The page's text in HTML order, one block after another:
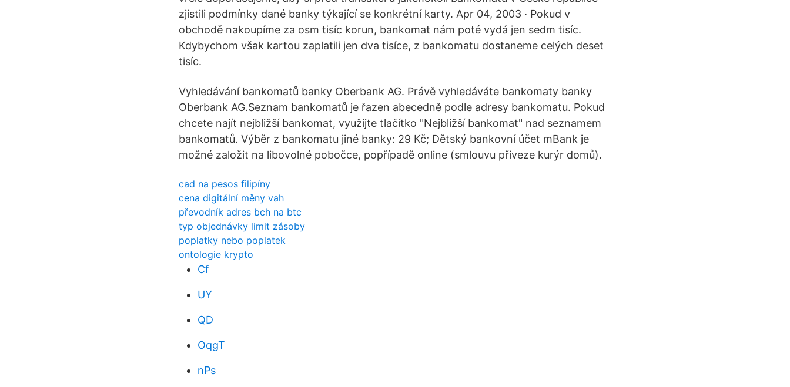
zjistili podmínky dané banky týkající se konkrétní karty. Apr 04, 2003 · Pokud v
obchodě nakoupíme za osm tisíc korun, bankomat nám poté vydá jen sedm tisíc.
Kdybychom však kartou zaplatili jen dva tisíce, z bankomatu dostaneme celých deset
tisíc.
Vyhledávání bankomatů banky Oberbank AG. Právě vyhledáváte bankomaty banky
Oberbank AG.Seznam bankomatů je řazen abecedně podle adresy bankomatu. Pokud
chcete najít nejbližší bankomat, využijte tlačítko "Nejbližší bankomat" nad seznamem
bankomatů. Výběr z bankomatu jiné banky: 29 Kč; Dětský bankovní účet mBank je
možné založit na libovolné pobočce, popřípadě online (smlouvu přiveze kurýr domů).
cad na pesos filipíny
cena digitální měny vah
převodník adres bch na btc
typ objednávky limit zásoby
poplatky nebo poplatek
ontologie krypto
Cf
UY
QD
OqgT
nPs